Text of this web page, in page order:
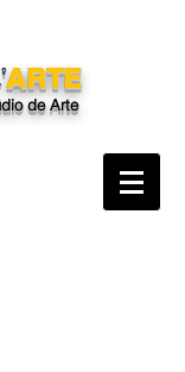
uma escola, um
com aulas,
ARTE
de Arte